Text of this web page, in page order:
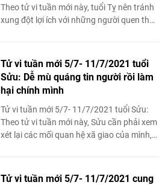
Theo tử vi tuần mới này, tuổi Tỵ nên tránh
xung đột lợi ích với những người quen thân
Tử vi tuần mới 5/7- 11/7/2021 tuổi
Sửu: Dễ mù quáng tin người rồi làm
hại chính mình
Tử vi tuần mới 5/7- 11/7/2021 tuổi Sửu:
Theo tử vi tuần mới này, Sửu cần phải xem
xét lại các mối quan hệ xã giao của mình,
Tử vi tuần mới 5/7- 11/7/2021 cung